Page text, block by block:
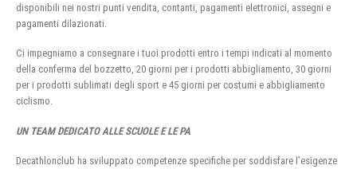
disponibili nei nostri punti vendita, contanti, pagamenti elettronici, assegni e
pagamenti dilazionati.
Ci impegniamo a consegnare i tuoi prodotti entro i tempi indicati al momento
della conferma del bozzetto, 20 giorni per i prodotti abbigliamento, 30 giorni
per i prodotti sublimati degli sport e 45 giorni per costumi e abbigliamento
ciclismo.
UN TEAM DEDICATO ALLE SCUOLE E LE PA
Decathlonclub ha sviluppato competenze specifiche per soddisfare l’esigenze